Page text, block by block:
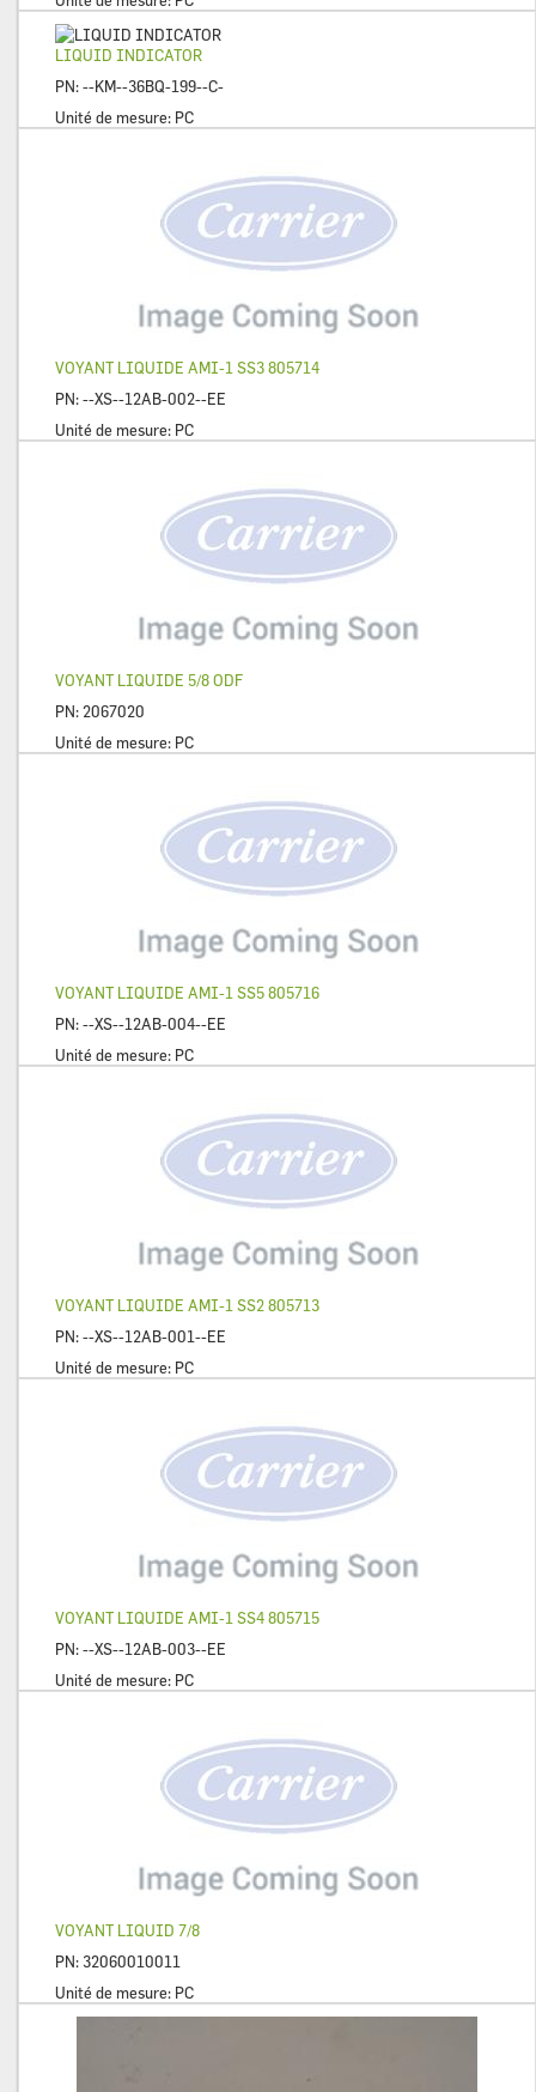
LIQUID INDICATOR
PN:--KM--36BQ-199--C-
Unité de mesure: PC
VOYANT LIQUIDE AMI-1 SS3 805714
PN:--XS--12AB-002--EE
Unité de mesure: PC
VOYANT LIQUIDE 5/8 ODF
PN:2067020
Unité de mesure: PC
VOYANT LIQUIDE AMI-1 SS5 805716
PN:--XS--12AB-004--EE
Unité de mesure: PC
VOYANT LIQUIDE AMI-1 SS2 805713
PN:--XS--12AB-001--EE
Unité de mesure: PC
VOYANT LIQUIDE AMI-1 SS4 805715
PN:--XS--12AB-003--EE
Unité de mesure: PC
VOYANT LIQUID 7/8
PN: 32060010011
Unité de mesure: PC